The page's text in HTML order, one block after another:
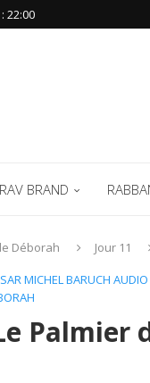
‪22:00‬
BRAND
Déborah Jour 11
MICHEL BARUCH AUDIO
Palmier